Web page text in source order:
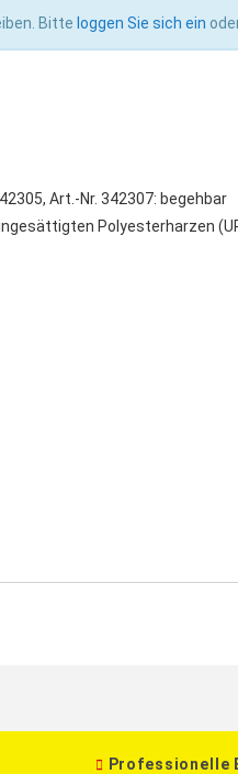
Art.-Nr. 342307: begehbar
Polyesterharzen
Bitte loggen Sie sich ein
Professionelle